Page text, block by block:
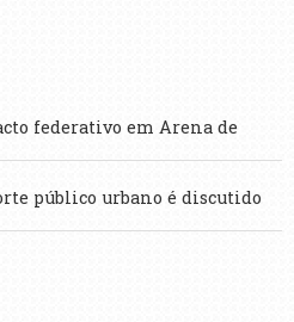
federativo em Arena de
público urbano é discutido